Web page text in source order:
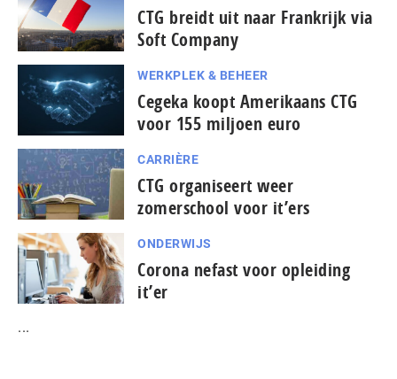
CTG breidt uit naar Frankrijk via
Soft Company
WERKPLEK & BEHEER
Cegeka koopt Amerikaans CTG
voor 155 miljoen euro
CARRIÈRE
CTG organiseert weer
zomerschool voor it’ers
ONDERWIJS
Corona nefast voor opleiding
it’er
...